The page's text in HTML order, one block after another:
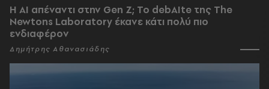
Η AI απέναντι στην Gen Z; Το debAIte της The
Newtons Laboratory έκανε κάτι πολύ πιο
ενδιαφέρον
Δημήτρης Αθανασιάδης